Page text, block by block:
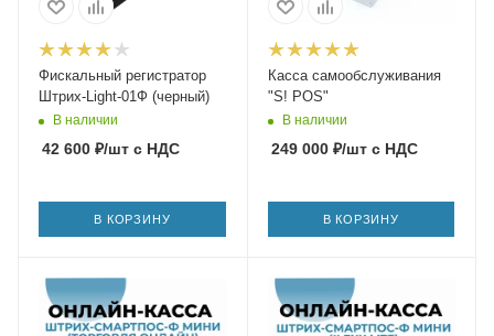
Фискальный регистратор
Штрих-Light-01Ф (черный)
В наличии
42 600 ₽/шт с НДС
В КОРЗИНУ
Касса самообслуживания
"S! POS"
В наличии
249 000₽/штс НДС
В КОРЗИНУ